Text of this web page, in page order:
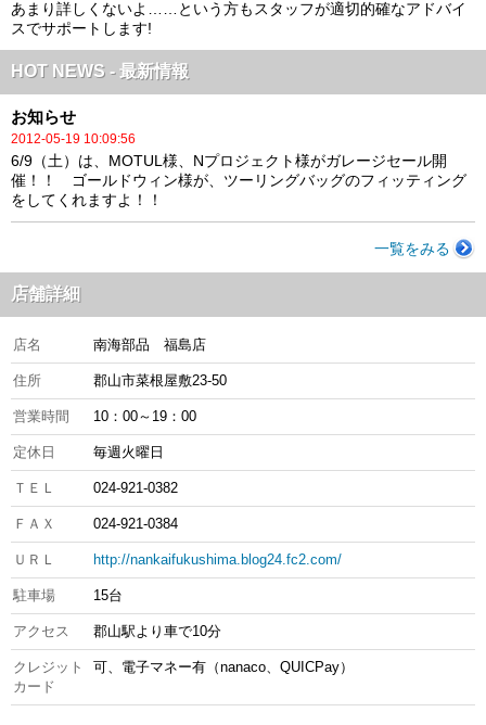
あまり詳しくないよ……という方もスタッフが適切的確なアドバイ
スでサポートします!
HOT NEWS - 最新情報
お知らせ
2012-05-19 10:09:56
6/9（土）は、MOTUL様、Nプロジェクト様がガレージセール開
催！！ ゴールドウィン様が、ツーリングバッグのフィッティング
をしてくれますよ！！
一覧をみる
店舗詳細
店名 南海部品 福島店
住所 郡山市菜根屋敷23-50
営業時間 10：00～19：00
定休日 毎週火曜日
ＴＥＬ 024-921-0382
ＦＡＸ 024-921-0384
ＵＲＬ http://nankaifukushima.blog24.fc2.com/
駐車場 15台
アクセス 郡山駅より車で10分
クレジット
カード
可、電子マネー有（nanaco、QUICPay）